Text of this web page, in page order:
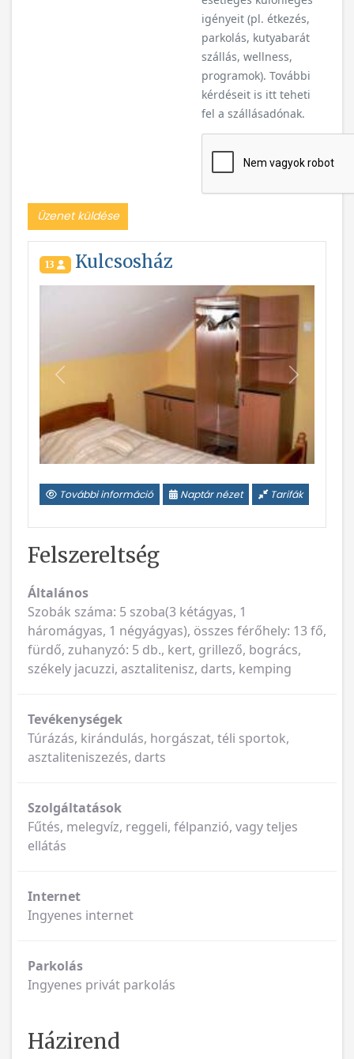
igényeit (pl. étkezés,
parkolás, kutyabarát
szállás, wellness,
programok). További
kérdéseit is itt teheti
fel a szállásadónak.
Üzenet küldése
13 Kulcsosház
Vissza
További információ Naptár nézet Tarifák
Felszereltség
Általános
Szobák száma: 5 szoba(3 kétágyas, 1
háromágyas, 1 négyágyas), összes férőhely: 13 fő,
fürdő, zuhanyzó: 5 db., kert, grillező, bogrács,
székely jacuzzi, asztalitenisz, darts, kemping
Tevékenységek
Túrázás, kirándulás, horgászat, téli sportok,
asztaliteniszezés, darts
Szolgáltatások
Fűtés, melegvíz, reggeli, félpanzió, vagy teljes
ellátás
Internet
Ingyenes internet
Parkolás
Ingyenes privát parkolás
Házirend